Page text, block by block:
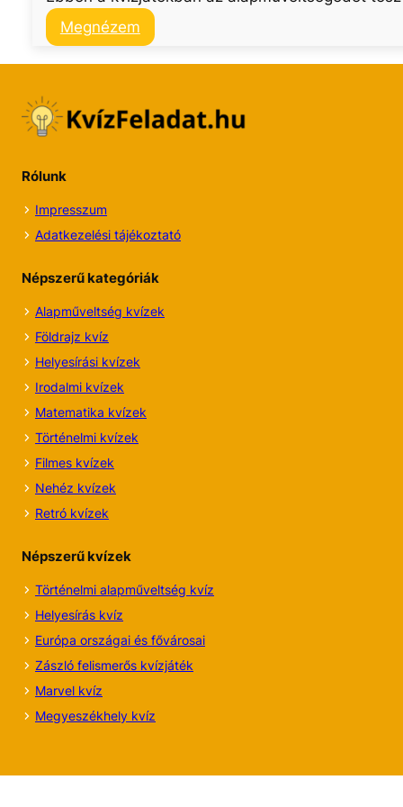
Megnézem:
Alapműveltség
eseményekről
Rólunk
Impresszum
Adatkezelési tájékoztató
Népszerű kategóriák
Alapműveltség kvízek
Földrajz kvíz
Helyesírási kvízek
Irodalmi kvízek
Matematika kvízek
Történelmi kvízek
Filmes kvízek
Nehéz kvízek
Retró kvízek
Népszerű kvízek
Történelmi alapműveltség kvíz
Helyesírás kvíz
Európa országai és fővárosai
Zászló felismerős kvízjáték
Marvel kvíz
Megyeszékhely kvíz